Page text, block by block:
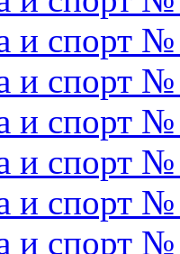
и спорт
и спорт
и спорт
и спорт
и спорт
и спорт